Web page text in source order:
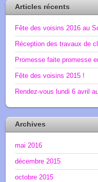
Articles récents
Fête des voisins 2016 au
Réception des travaux de
Promesse faite promesse
Fête des voisins 2015 !
Rendez-vous lundi 6 avril
Archives
mai 2016
décembre 2015
octobre 2015